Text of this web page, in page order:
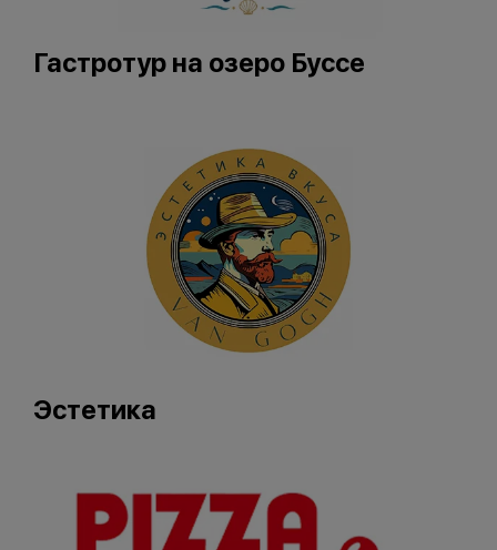
Гастротур на озеро Буссе
Эстетика